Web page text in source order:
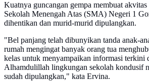
Kuatnya guncangan gempa membuat
Sekolah Menengah Atas (SMA) Negeri 1
dihentikan dan murid-murid dipulangkan.
"Bel panjang telah dibunyikan tanda anak-
rumah mengingat banyak orang tua
kelas untuk menyampaikan informasi terkini
Alhamdulillah lingkungan sekolah kondusif
sudah dipulangkan," kata Ervina.